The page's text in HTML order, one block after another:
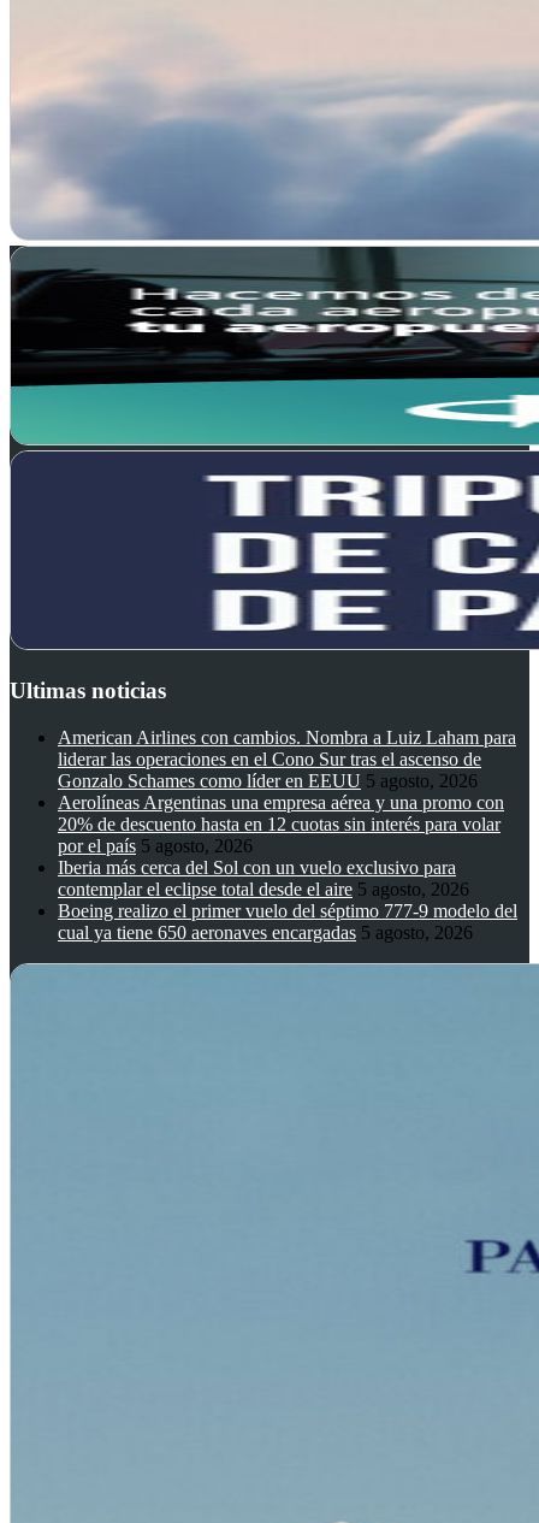
Ultimas noticias
American Airlines con cambios. Nombra a Luiz Laham para
liderar las operaciones en el Cono Sur tras el ascenso de
Gonzalo Schames como líder en EEUU 5 agosto, 2026
Aerolíneas Argentinas una empresa aérea y una promo con
20% de descuento hasta en 12 cuotas sin interés para volar
por el país 5 agosto, 2026
Iberia más cerca del Sol con un vuelo exclusivo para
contemplar el eclipse total desde el aire 5 agosto, 2026
Boeing realizo el primer vuelo del séptimo 777-9 modelo del
cual ya tiene 650 aeronaves encargadas 5 agosto, 2026